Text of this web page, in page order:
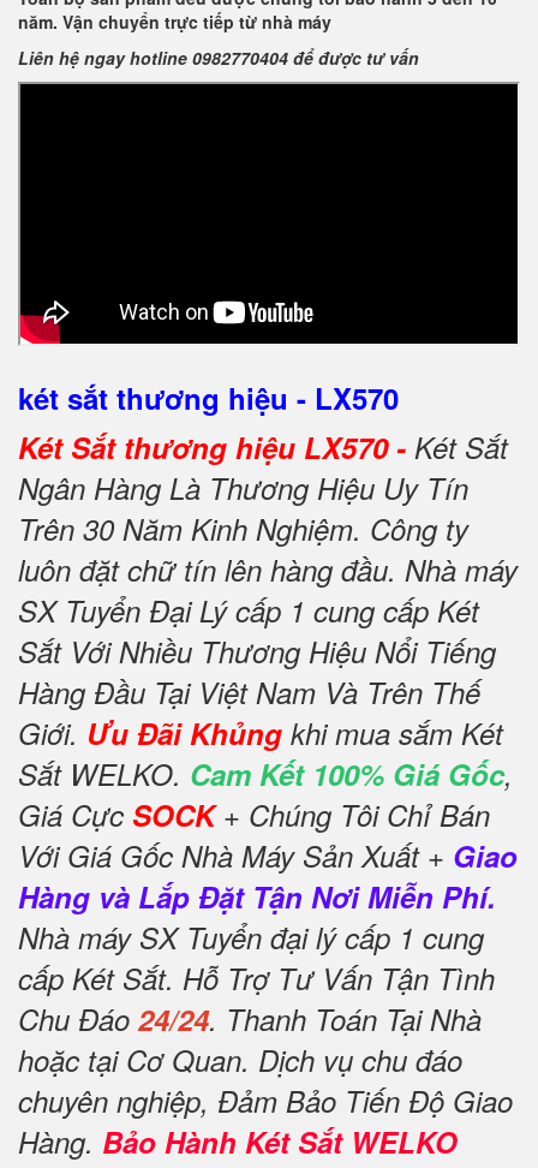
năm. Vận chuyển trực tiếp từ nhà máy
Liên hệ ngay hotline 0982770404 để được tư vấn
két sắt thương hiệu - LX570
Két Sắt thương hiệu LX570 - Két Sắt
Ngân Hàng Là Thương Hiệu Uy Tín
Trên 30 Năm Kinh Nghiệm. Công ty
luôn đặt chữ tín lên hàng đầu. Nhà máy
SX Tuyển Đại Lý cấp 1 cung cấp Két
Sắt Với Nhiều Thương Hiệu Nổi Tiếng
Hàng Đầu Tại Việt Nam Và Trên Thế
Giới. Ưu Đãi Khủng khi mua sắm Két
Sắt WELKO. Cam Kết 100% Giá Gốc,
Giá Cực SOCK+ Chúng Tôi Chỉ Bán
Với Giá Gốc Nhà Máy Sản Xuất + Giao
Hàng và Lắp Đặt Tận Nơi Miễn Phí.
Nhà máy SX Tuyển đại lý cấp 1 cung
cấp Két Sắt. Hỗ Trợ Tư Vấn Tận Tình
Chu Đáo 24/24. Thanh Toán Tại Nhà
hoặc tại Cơ Quan. Dịch vụ chu đáo
chuyên nghiệp, Đảm Bảo Tiến Độ Giao
Hàng. Bảo Hành Két Sắt WELKO